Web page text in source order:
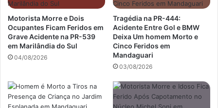
Motorista Morre e Dois
Ocupantes Ficam Feridos em
Grave Acidente na PR-539
em Marilândia do Sul
04/08/2026
Tragédia na PR-444:
Acidente Entre Gol e BMW
Deixa Um homem Morto e
Cinco Feridos em
Mandaguari
03/08/2026